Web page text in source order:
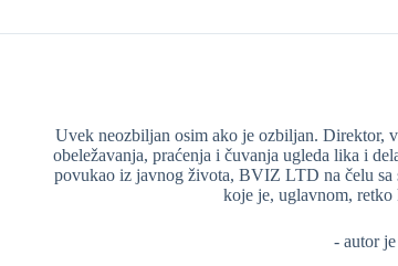
Uvek neozbiljan osim ako je ozbiljan. Direktor,
obeležavanja, praćenja i čuvanja ugleda lika i
povukao iz javnog života, BVIZ LTD na čelu
koje je, uglavnom, retko
- autor